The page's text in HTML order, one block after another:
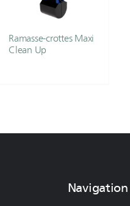
Ramasse-crottes Maxi
Clean Up